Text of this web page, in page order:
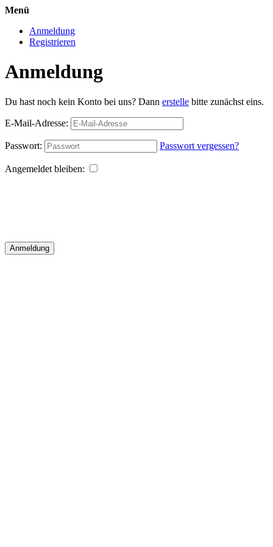
Menü
Anmeldung
Registrieren
Anmeldung
Du hast noch kein Konto bei uns? Dann erstelle bitte zunächst eins.
E-Mail-Adresse:
Passwort: Passwort vergessen?
Angemeldet bleiben:
Anmeldung